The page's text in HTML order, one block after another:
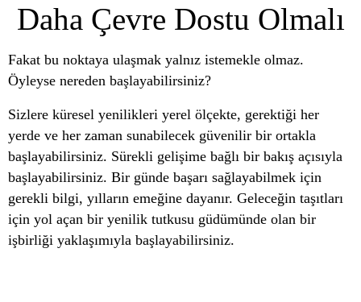
Daha Çevre Dostu Olmalı
Fakat bu noktaya ulaşmak yalnız istemekle olmaz.
Öyleyse nereden başlayabilirsiniz?
Sizlere küresel yenilikleri yerel ölçekte, gerektiği her
yerde ve her zaman sunabilecek güvenilir bir ortakla
başlayabilirsiniz. Sürekli gelişime bağlı bir bakış açısıyla
başlayabilirsiniz. Bir günde başarı sağlayabilmek için
gerekli bilgi, yılların emeğine dayanır. Geleceğin taşıtları
için yol açan bir yenilik tutkusu güdümünde olan bir
işbirliği yaklaşımıyla başlayabilirsiniz.